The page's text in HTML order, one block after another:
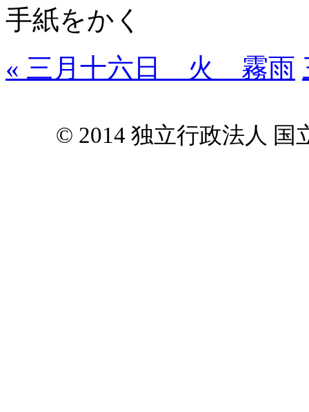
手紙をかく
« 三月十六日 火 霧雨
© 2014 独立行政法人 国